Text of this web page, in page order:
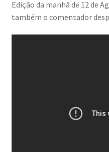
Edição da manhã de 12 de
também o comentador